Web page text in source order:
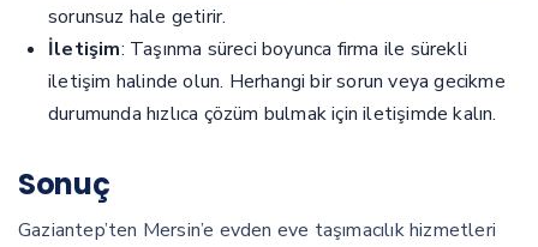
sorunsuz hale getirir.
İletişim: Taşınma süreci boyunca firma ile sürekli
iletişim halinde olun. Herhangi bir sorun veya gecikme
durumunda hızlıca çözüm bulmak için iletişimde kalın.
Sonuç
Gaziantep’ten Mersin’e evden eve taşımacılık hizmetleri